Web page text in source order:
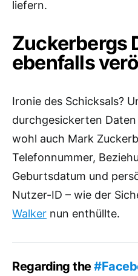
liefern.
Zuckerbergs
ebenfalls
Ironie des Schicksals?
durchgesickerten
wohl auch Mark
Telefonnummer,
Geburtsdatum und
Nutzer-ID – wie der
Walker nun enthüllte.
Regarding the